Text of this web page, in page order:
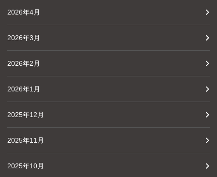
2026年4月
2026年3月
2026年2月
2026年1月
2025年12月
2025年11月
2025年10月